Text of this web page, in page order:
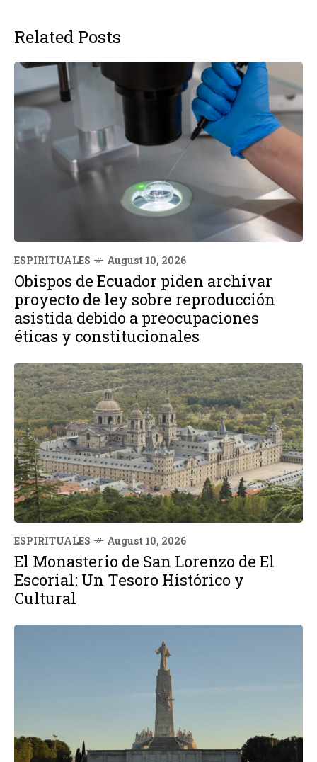
Related Posts
ESPIRITUALES August 10, 2026
Obispos de Ecuador piden archivar
proyecto de ley sobre reproducción
asistida debido a preocupaciones
éticas y constitucionales
ESPIRITUALES August 10, 2026
El Monasterio de San Lorenzo de El
Escorial: Un Tesoro Histórico y
Cultural